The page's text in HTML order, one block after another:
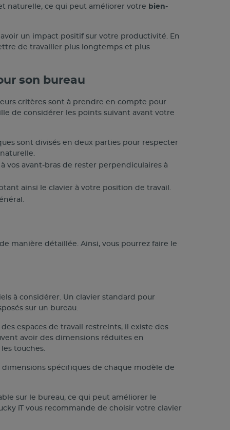
naturelle, ce qui peut améliorer votre bien-
un impact positif sur votre productivité. En
de travailler plus longtemps et plus
son bureau
critères sont à prendre en compte pour
de considérer les points suivant avant votre
sont divisés en deux parties pour respecter
vos avant-bras de rester perpendiculaires à
ainsi le clavier à votre position de travail.
manière détaillée. Ainsi, vous pourrez faire le
à considérer. Un clavier standard pour
sur un bureau.
espaces de travail restreints, il existe des
avoir des dimensions réduites en
touches.
spécifiques de chaque modèle de
sur le bureau, ce qui peut améliorer le
iT vous recommande de choisir votre clavier